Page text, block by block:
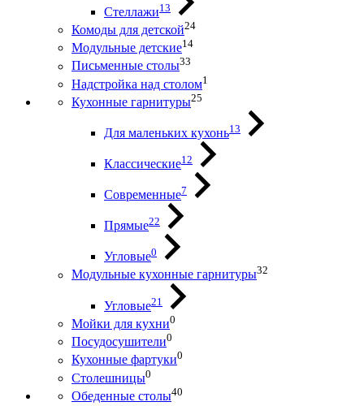
Стеллажи13
Комоды для детской24
Модульные детские14
Письменные столы33
Надстройка над столом1
Кухонные гарнитуры25
Для маленьких кухонь13
Классические12
Современные7
Прямые22
Угловые0
Модульные кухонные гарнитуры32
Угловые21
Мойки для кухни0
Посудосушители0
Кухонные фартуки0
Столешницы0
Обеденные столы40